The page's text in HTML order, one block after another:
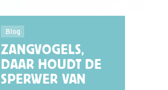
Blog
ZANGVOGELS,
DAAR HOUDT DE
SPERWER VAN